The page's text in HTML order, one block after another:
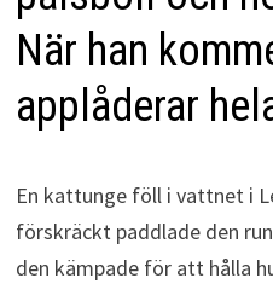
När han
applåderar
En kattunge föll i vattnet i
förskräckt paddlade den
den kämpade för att hålla